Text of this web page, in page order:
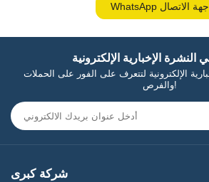
WhatsApp جهة الاتصال
النشرة الإخبارية الإلكترونية
الإلكترونية لتتعرف على الفور على الحملات
والفرص!
شركة كبرى